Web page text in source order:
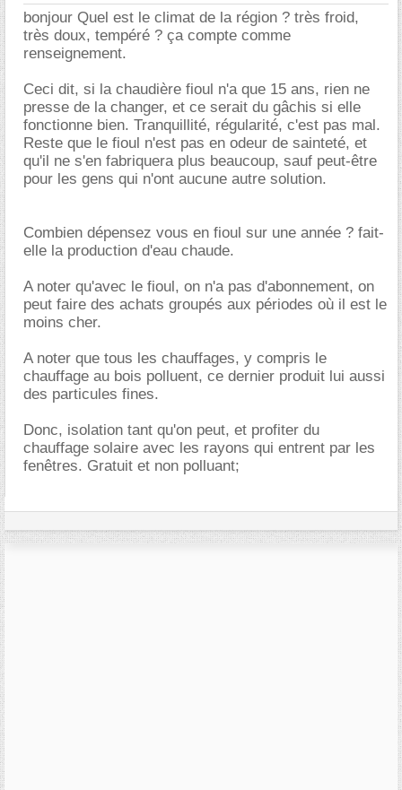
bonjour Quel est le climat de la région ? très froid,
très doux, tempéré ? ça compte comme
renseignement.
Ceci dit, si la chaudière fioul n'a que 15 ans, rien ne
presse de la changer, et ce serait du gâchis si elle
fonctionne bien. Tranquillité, régularité, c'est pas mal.
Reste que le fioul n'est pas en odeur de sainteté, et
qu'il ne s'en fabriquera plus beaucoup, sauf peut-être
pour les gens qui n'ont aucune autre solution.
Combien dépensez vous en fioul sur une année ? fait-
elle la production d'eau chaude.
A noter qu'avec le fioul, on n'a pas d'abonnement, on
peut faire des achats groupés aux périodes où il est le
moins cher.
A noter que tous les chauffages, y compris le
chauffage au bois polluent, ce dernier produit lui aussi
des particules fines.
Donc, isolation tant qu'on peut, et profiter du
chauffage solaire avec les rayons qui entrent par les
fenêtres. Gratuit et non polluant;